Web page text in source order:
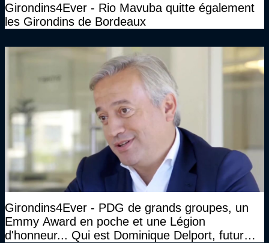
Girondins4Ever - Rio Mavuba quitte également
les Girondins de Bordeaux
Girondins4Ever - PDG de grands groupes, un
Emmy Award en poche et une Légion
d'honneur... Qui est Dominique Delport, futur